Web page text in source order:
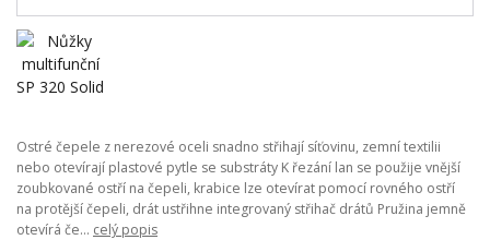
Ostré čepele z nerezové oceli snadno střihají síťovinu, zemní textilii
nebo otevírají plastové pytle se substráty K řezání lan se použije vnější
zoubkované ostří na čepeli, krabice lze otevírat pomocí rovného ostří
na protější čepeli, drát ustřihne integrovaný střihač drátů Pružina jemně
otevírá če... celý popis